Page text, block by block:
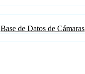
Base de Datos de Cámaras